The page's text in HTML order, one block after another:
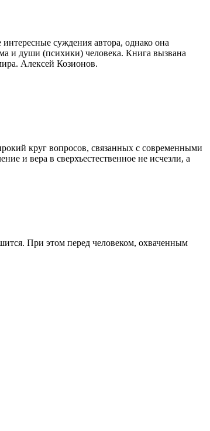
суждения автора, однако она
и души (психики) человека. Книга вызвана
Алексей Козионов.
круг вопросов, связанных с современными
и вера в сверхъестественное не исчезли, а
При этом перед человеком, охваченным